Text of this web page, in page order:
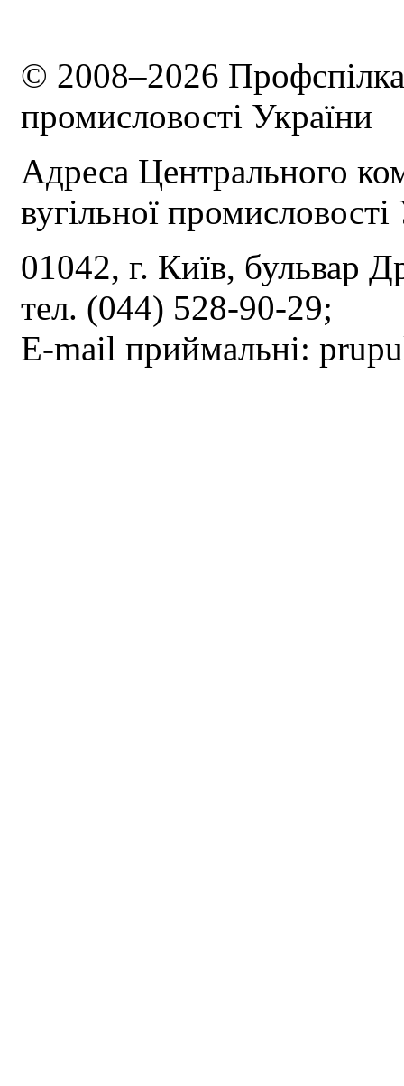
© 2008–2026 Профспілка
промисловості України
Адреса Центрального
вугільної
01042, г. Київ, бульвар
тел. (044) 528-90-29;
E-mail приймальні: